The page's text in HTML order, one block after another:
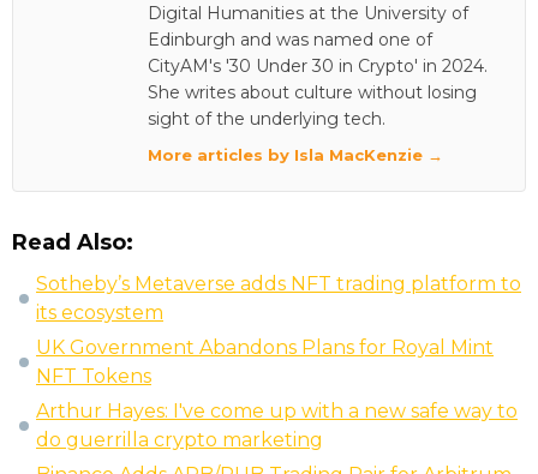
Digital Humanities at the University of
Edinburgh and was named one of
CityAM's '30 Under 30 in Crypto' in 2024.
She writes about culture without losing
sight of the underlying tech.
More articles by Isla MacKenzie →
Read Also:
Sotheby’s Metaverse adds NFT trading platform to
its ecosystem
UK Government Abandons Plans for Royal Mint
NFT Tokens
Arthur Hayes: I've come up with a new safe way to
do guerrilla crypto marketing